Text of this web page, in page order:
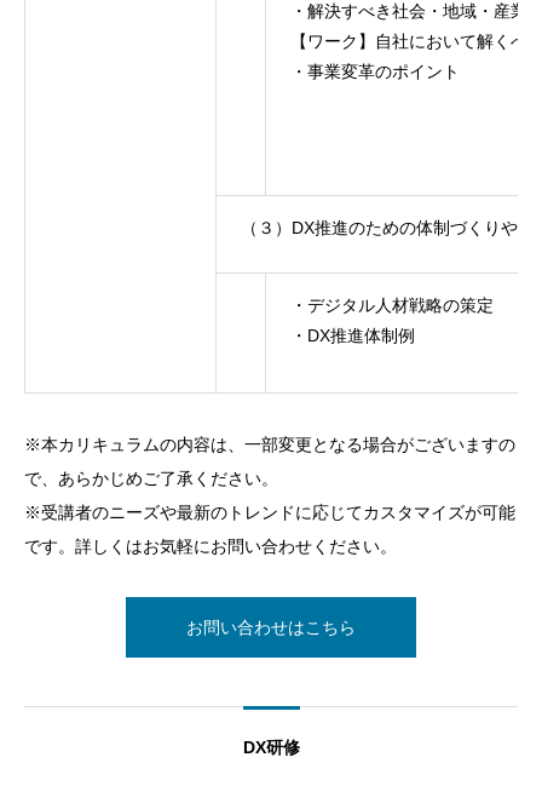
・解決すべき社会・地域・産業
【ワーク】自社において解くべ
・事業変革のポイント
（３）DX推進のための体制づくりや進
・デジタル人材戦略の策定
・DX推進体制例
※本カリキュラムの内容は、一部変更となる場合がございますの
で、あらかじめご了承ください。
※受講者のニーズや最新のトレンドに応じてカスタマイズが可能
です。詳しくはお気軽にお問い合わせください。
お問い合わせはこちら
DX研修